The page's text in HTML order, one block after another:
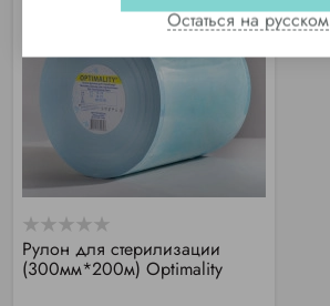
Рулон для стерилизации
(300мм*200м) Optimality
Остаться на русском